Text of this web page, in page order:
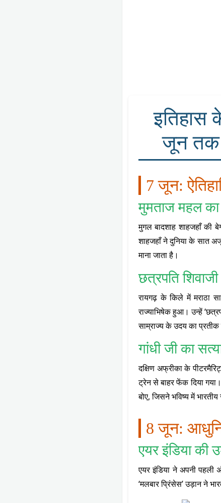
जून तक
7 जून:
मुमताज महल
मुगल बादशाह शाहजहाँ की
शाहजहाँ ने दुनिया के सात
माना जाता है।
छत्रपति
रायगढ़ के किले में मराठा
राज्याभिषेक हुआ। उन्हें
साम्राज्य के उदय का प्रतीक
गांधी जी का
दक्षिण अफ्रीका के
ट्रेन से बाहर फेंक दिया
बोए, जिसने भविष्य में
8 जून:
एयर इंडिया की
एयर इंडिया ने अपनी पहली
‘मलबार प्रिंसेस’ उड़ान ने